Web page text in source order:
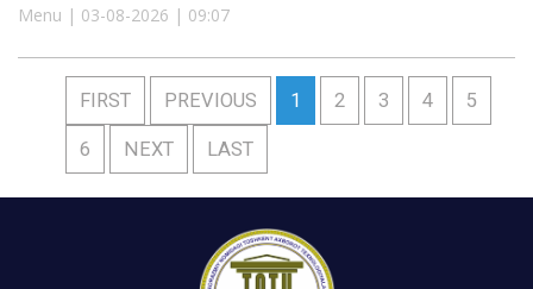
Menu | 03-08-2026 | 09:07
FIRST PREVIOUS 1 2 3 4 5
6 NEXT LAST